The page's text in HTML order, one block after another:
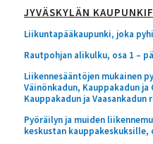
JYVÄSKYLÄN
Liikuntapääkaupunki, joka
Rautpohjan alikulku, osa 1 –
Liikennesääntöjen mukainen
Väinönkadun, Kauppakadun ja
Kauppakadun ja Vaasankadun
Pyöräilyn ja muiden
keskustan kauppakeskuksille,